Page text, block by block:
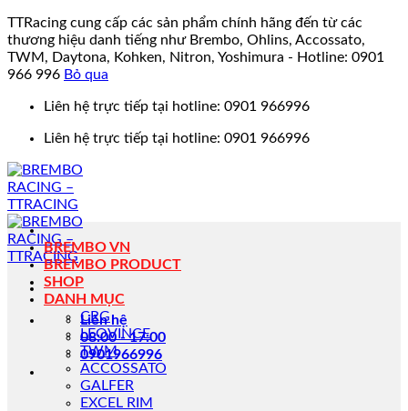
TTRacing cung cấp các sản phẩm chính hãng đến từ các
thương hiệu danh tiếng như Brembo, Ohlins, Accossato,
TWM, Daytona, Kohken, Nitron, Yoshimura - Hotline: 0901
966 996 Bỏ qua
Liên hệ trực tiếp tại hotline: 0901 966996
Liên hệ trực tiếp tại hotline: 0901 966996
Liên hệ
08:00 - 17:00
0901966996
BREMBO VN
BREMBO PRODUCT
SHOP
DANH MỤC
CRG
LEOVINCE
TWM
ACCOSSATO
GALFER
EXCEL RIM